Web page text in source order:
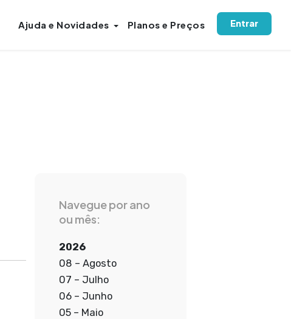
Ajuda e Novidades Planos e Preços Entrar
Navegue por ano
ou mês:
2026
08 – Agosto
07 – Julho
06 – Junho
05 – Maio